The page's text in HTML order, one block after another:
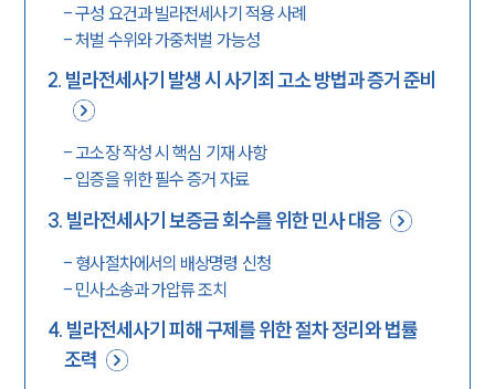
-구성 요건과 빌라전세사기 적용 사례
-처벌 수위와 가중처벌 가능성
2. 빌라전세사기 발생 시 사기죄 고소 방법과 증거 준비
-고소장 작성 시 핵심 기재 사항
- 입증을 위한 필수 증거 자료
3. 빌라전세사기 보증금 회수를 위한 민사 대응
- 형사절차에서의 배상명령 신청
- 민사소송과 가압류 조치
4. 빌라전세사기 피해 구제를 위한 절차 정리와 법률
조력